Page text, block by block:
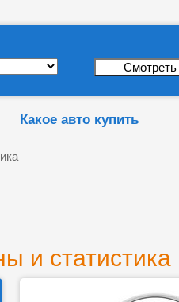
Какое авто купить
и статистика